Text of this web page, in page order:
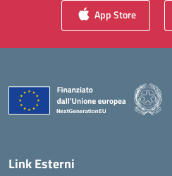
App Store
Link Esterni